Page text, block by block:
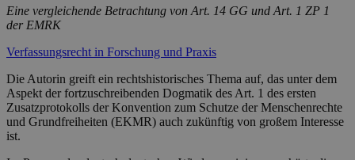
Eine vergleichende Betrachtung von Art. 14 GG und Art. 1 ZP 1
der EMRK
Verfassungsrecht in Forschung und Praxis
Die Autorin greift ein rechtshistorisches Thema auf, das unter dem
Aspekt der fortzuschreibenden Dogmatik des Art. 1 des ersten
Zusatzprotokolls der Konvention zum Schutze der Menschenrechte
und Grundfreiheiten (EKMR) auch zukünftig von großem Interesse
ist.